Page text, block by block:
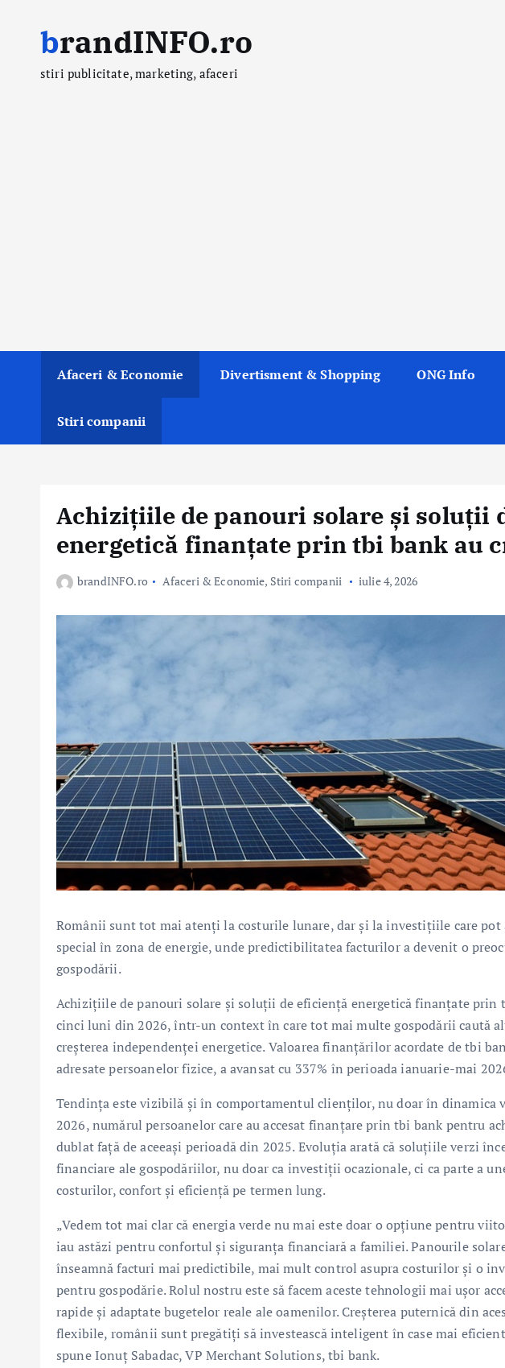
brandINFO.ro
stiri publicitate, marketing, afaceri
Afaceri & Economie Divertisment & Shopping ONG Info
Stiri companii
Achizițiile de panouri solare și soluții
energetică finanțate prin tbi bank au
brandINFO.ro Afaceri & Economie, Stiri companii iulie 4, 2026
Românii sunt tot mai atenți la costurile lunare, dar și la investițiile care pot
special în zona de energie, unde predictibilitatea facturilor a devenit o
gospodării.
Achizițiile de panouri solare și soluții de eficiență energetică finanțate prin
cinci luni din 2026, într-un context în care tot mai multe gospodării caută
creșterea independenței energetice. Valoarea finanțărilor acordate de tbi
adresate persoanelor fizice, a avansat cu 337% în perioada ianuarie-mai
Tendința este vizibilă și în comportamentul clienților, nu doar în
2026, numărul persoanelor care au accesat finanțare prin tbi bank pentru
dublat față de aceeași perioadă din 2025. Evoluția arată că soluțiile verzi
financiare ale gospodăriilor, nu doar ca investiții ocazionale, ci ca parte a
costurilor, confort și eficiență pe termen lung.
„Vedem tot mai clar că energia verde nu mai este doar o opțiune pentru
iau astăzi pentru confortul și siguranța financiară a familiei. Panourile
înseamnă facturi mai predictibile, mai mult control asupra costurilor și o
pentru gospodărie. Rolul nostru este să facem aceste tehnologii mai ușor
rapide și adaptate bugetelor reale ale oamenilor. Creșterea puternică din
flexibile, românii sunt pregătiți să investească inteligent în case mai
spune Ionuț Sabadac, VP Merchant Solutions, tbi bank.